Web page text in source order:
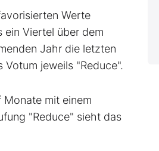
Werte
ein Viertel über dem
Jahr die letzten
jeweils "Reduce".
mit einem
"Reduce" sieht das